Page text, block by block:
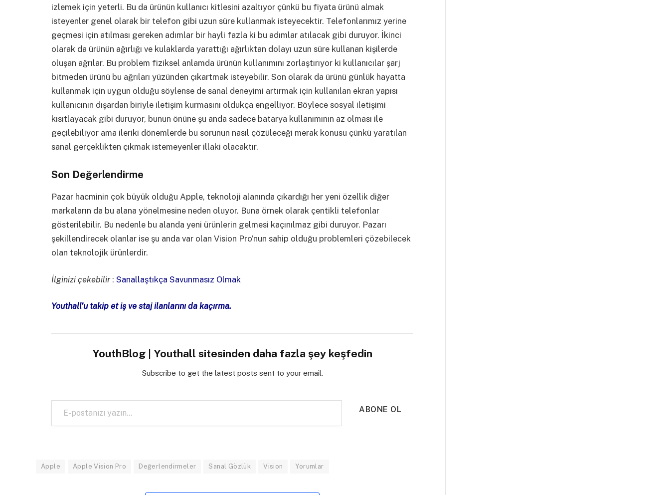
izlemek için yeterli. Bu da ürünün kullanıcı kitlesini azaltıyor çünkü bu fiyata ürünü almak
isteyenler genel olarak bir telefon gibi uzun süre kullanmak isteyecektir. Telefonlarımız yerine
geçmesi için atılması gereken adımlar bir hayli fazla ki bu adımlar atılacak gibi duruyor. İkinci
olarak da ürünün ağırlığı ve kulaklarda yarattığı ağırlıktan dolayı uzun süre kullanan kişilerde
oluşan ağrılar. Bu problem fiziksel anlamda ürünün kullanımını zorlaştırıyor ki kullanıcılar şarj
bitmeden ürünü bu ağrıları yüzünden çıkartmak isteyebilir. Son olarak da ürünü günlük hayatta
kullanmak için uygun olduğu söylense de sanal deneyimi artırmak için kullanılan ekran yapısı
kullanıcının dışardan biriyle iletişim kurmasını oldukça engelliyor. Böylece sosyal iletişimi
kısıtlayacak gibi duruyor, bunun önüne şu anda sadece batarya kullanımının az olması ile
geçilebiliyor ama ileriki dönemlerde bu sorunun nasıl çözüleceği merak konusu çünkü yaratılan
sanal gerçeklikten çıkmak istemeyenler illaki olacaktır.
Son Değerlendirme
Pazar hacminin çok büyük olduğu Apple, teknoloji alanında çıkardığı her yeni özellik diğer
markaların da bu alana yönelmesine neden oluyor. Buna örnek olarak çentikli telefonlar
gösterilebilir. Bu nedenle bu alanda yeni ürünlerin gelmesi kaçınılmaz gibi duruyor. Pazarı
şekillendirecek olanlar ise şu anda var olan Vision Pro’nun sahip olduğu problemleri çözebilecek
olan teknolojik ürünlerdir.
İlginizi çekebilir: Sanallaştıkça Savunmasız Olmak
Youthall’u takip et iş ve staj ilanlarını da kaçırma.
YouthBlog | Youthall sitesinden daha fazla şey keşfedin
Subscribe to get the latest posts sent to your email.
E-postanızı yazın…
ABONE OL
Apple Apple Vision Pro Değerlendirmeler Sanal Gözlük Vision Yorumlar